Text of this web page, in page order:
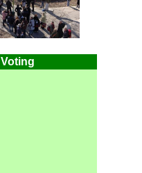
Voting